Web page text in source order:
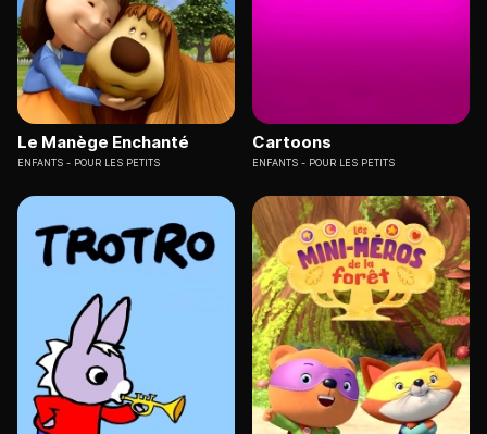
Le Manège Enchanté
ENFANTS POUR LES PETITS
Cartoons
ENFANTS POUR LES PETITS